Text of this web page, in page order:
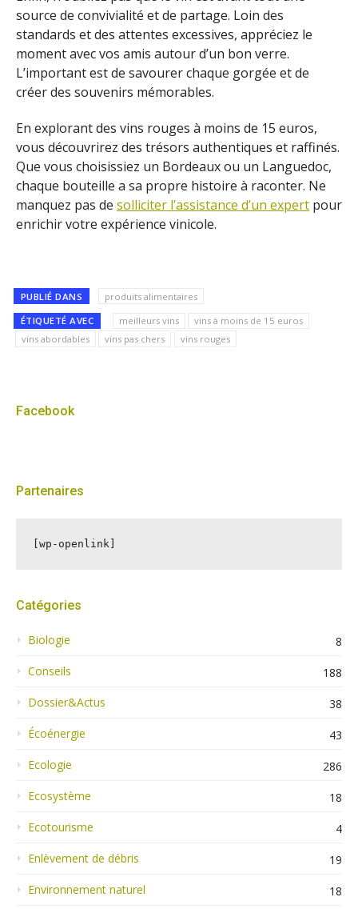
source de convivialité et de partage. Loin des
standards et des attentes excessives, appréciez le
moment avec vos amis autour d’un bon verre.
L’important est de savourer chaque gorgée et de
créer des souvenirs mémorables.
En explorant des vins rouges à moins de 15 euros,
vous découvrirez des trésors authentiques et raffinés.
Que vous choisissiez un Bordeaux ou un Languedoc,
chaque bouteille a sa propre histoire à raconter. Ne
manquez pas de solliciter l’assistance d’un expert pour
enrichir votre expérience vinicole.
PUBLIÉ DANS produits alimentaires
ÉTIQUETÉ AVEC meilleurs vins
vins à moins de 15 euros
vins abordables
vins pas chers vins rouges
Facebook
Partenaires
[wp-openlink]
Catégories
Biologie
8
Conseils
188
Dossier&Actus
38
Écoénergie
43
Ecologie
286
Ecosystème
18
Ecotourisme
4
Enlèvement de débris
19
Environnement naturel
18